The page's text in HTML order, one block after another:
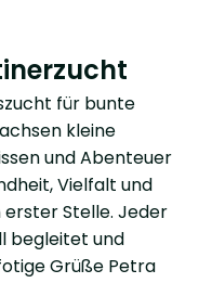
für bunte
kleine
und Abenteuer
Vielfalt und
Stelle. Jeder
begleitet und
Grüße Petra